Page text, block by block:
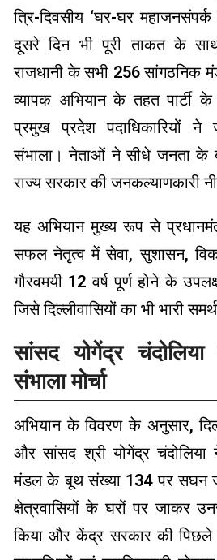
त्रि-दिवसीय ‘घर-घर
दूसरे दिन भी पूरी ताकत के
राजधानी के सभी 256 सांगठनिक
व्यापक अभियान के तहत पार्टी
प्रमुख प्रदेश पदाधिकारियों ने
संभाला। नेताओं ने सीधे जनता
राज्य सरकार की जनकल्याणकारी
यह अभियान मुख्य रूप से
सफल नेतृत्व में सेवा, सुशासन,
गौरवमयी 12 वर्ष पूर्ण होने के
जिसे दिल्लीवासियों का भी भारी
सांसद योगेंद्र
संभाला मोर्चा
अभियान के विवरण के अनुसार,
और सांसद श्री योगेंद्र चंदोलिया
मंडल के बूथ संख्या 134 पर सघन
क्षेत्रवासियों के घरों पर जाकर
किया और केंद्र सरकार की पिछले